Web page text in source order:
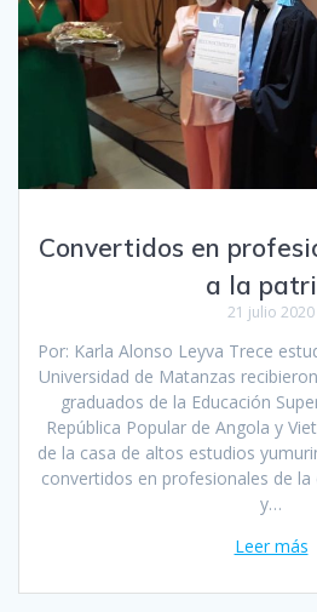
Convertidos en
a la
21 julio 2020
Por: Karla Alonso Leyva Trece
Universidad de Matanzas
graduados de la Educación
República Popular de Angola y
de la casa de altos estudios
convertidos en profesionales de
y…
Leer más